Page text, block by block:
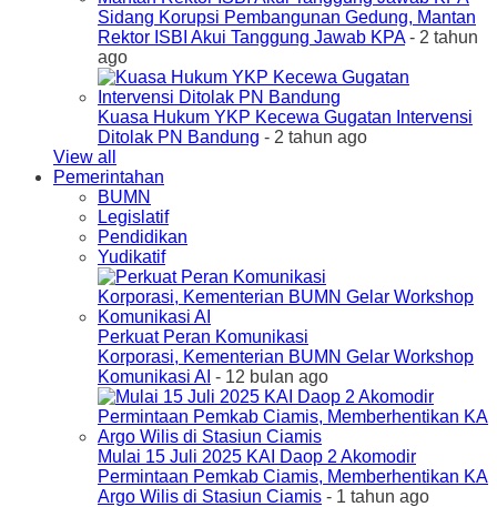
Sidang Korupsi Pembangunan Gedung, Mantan
Rektor ISBI Akui Tanggung Jawab KPA- 2 tahun
ago
Kuasa Hukum YKP Kecewa Gugatan Intervensi
Ditolak PN Bandung - 2 tahun ago
View all
Pemerintahan
BUMN
Legislatif
Pendidikan
Yudikatif
Perkuat Peran Komunikasi
Korporasi, Kementerian BUMN Gelar Workshop
Komunikasi AI - 12 bulan ago
Mulai 15 Juli 2025 KAI Daop 2 Akomodir
Permintaan Pemkab Ciamis, Memberhentikan KA
Argo Wilis di Stasiun Ciamis - 1 tahun ago